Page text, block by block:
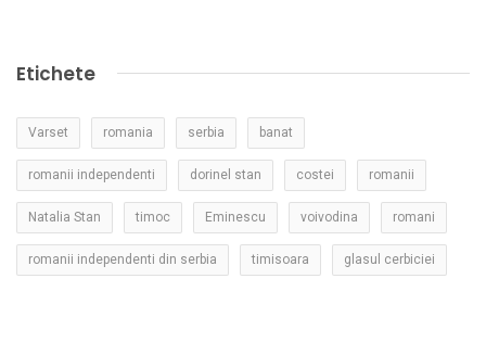
Etichete
Varset romania serbia banat
romanii independenti dorinel stan costei romanii
Natalia Stan timoc Eminescu voivodina romani
romanii independenti din serbia timisoara glasul cerbiciei